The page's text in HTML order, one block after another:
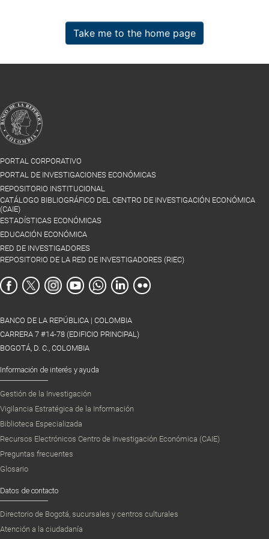
Take me to the home page
PORTAL CORPORATIVO
PORTAL DE INVESTIGACIONES ECONÓMICAS
REPOSITORIO INSTITUCIONAL
CATÁLOGO BIBLIOGRÁFICO DEL CENTRO DE INVESTIGACIÓN ECONÓMICA
(CAIE)
ESTADÍSTICAS ECONÓMICAS
EDUCACIÓN ECONÓMICA
RED DE INVESTIGADORES
REPOSITORIO DE LA RED DE INVESTIGADORES (RIEC)
BANCO DE LA REPÚBLICA | COLOMBIA
CARRERA 7 #14-78 (EDIFICIO PRINCIPAL)
BOGOTÁ, D. C., COLOMBIA
Información de interés y ayuda
Gestión de la Investigación
Vigilancia Estratégica de la Información
Biblioteca Especializada
Recursos Electrónicos Centro de Investigación Económica (CAIE)
Preguntas frecuentes
Glosario
Datos de contacto
Directorio de Bogotá, sucursales y centros culturales
Atención a la ciudadanía